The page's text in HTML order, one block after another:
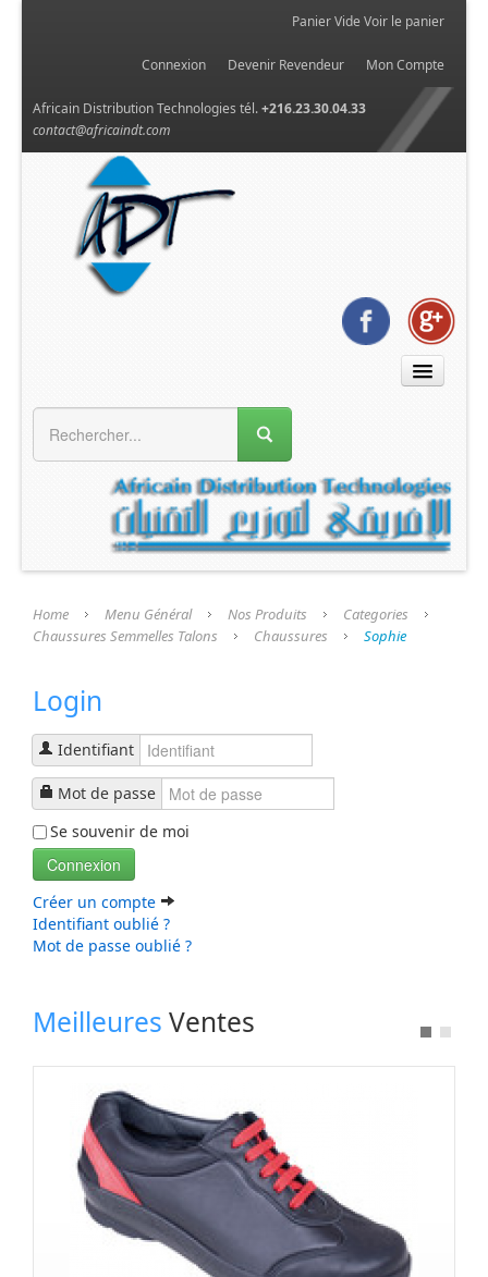
Panier Vide Voir le panier
Connexion Devenir Revendeur Mon Compte
Africain Distribution Technologies tél.+216.23.30.04.33
contact@africaindt.com
MENU GÉNÉRAL
Présentation
Nos Produits
Categories
Chaussures
semelle Fini
Talons
Prothèse et Accessoires
Liste Produits
Nos Services
Espace Revendeur
Boutique en Ligne
Contactez Nous
Home Menu Général Nos Produits
Categories
Chaussures Semmelles Talons
Chaussures Sophie
Login
Identifiant
Mot de passe
Se souvenir de moi
Connexion
Créer un compte
Identifiant oublié ?
Mot de passe oublié ?
Meilleures Ventes
Tekla